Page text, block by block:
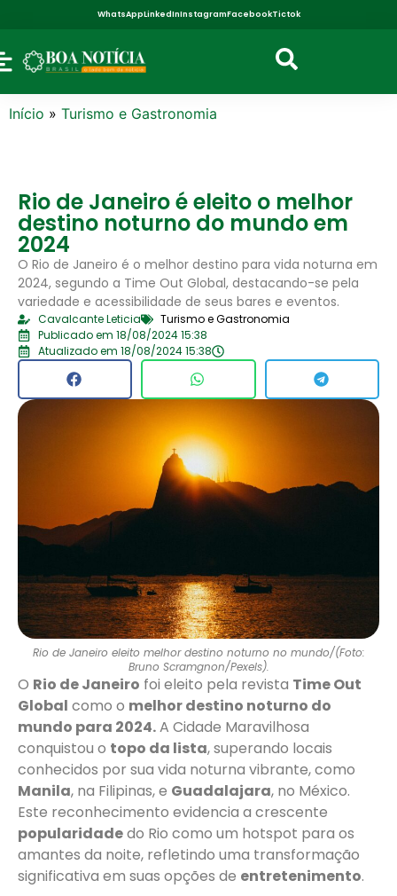
WhatsAppLinkedInInstagramFacebookTictok
Início » Turismo e Gastronomia
Rio de Janeiro é eleito o melhor
destino noturno do mundo em
2024
O Rio de Janeiro é o melhor destino para vida noturna em
2024, segundo a Time Out Global, destacando-se pela
variedade e acessibilidade de seus bares e eventos.
Cavalcante Leticia
Turismo e Gastronomia
Publicado em 18/08/2024 15:38
Atualizado em 18/08/2024 15:38
Rio de Janeiro eleito melhor destino noturno no mundo/(Foto:
Bruno Scramgnon/Pexels).
O Rio de Janeiro foi eleito pela revista Time Out
Global como o melhor destino noturno do
mundo para 2024.A Cidade Maravilhosa
conquistou o topo da lista, superando locais
conhecidos por sua vida noturna vibrante, como
Manila, na Filipinas, e Guadalajara, no México.
Este reconhecimento evidencia a crescente
popularidadedo Rio como um hotspot para os
amantes da noite, refletindo uma transformação
significativa em suas opções de entretenimento.